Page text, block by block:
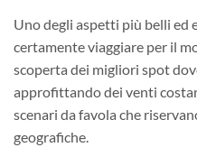
Uno degli aspetti più belli ed
certamente viaggiare per il
scoperta dei migliori spot
approfittando dei venti
scenari da favola che
geografiche.